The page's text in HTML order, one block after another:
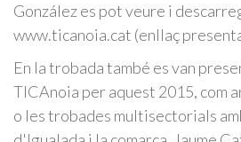
González es pot veure i
www.ticanoia.cat (enllaç
En la trobada també es van
TICAnoia per aquest 2015, com
o les trobades multisectorials